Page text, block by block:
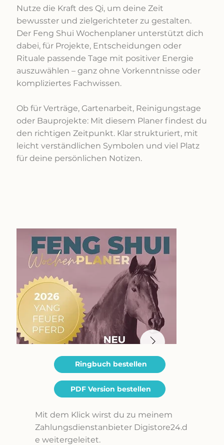
Nutze die Kraft des Qi, um deine Zeit
bewusster und zielgerichteter zu gestalten.
Der Feng Shui Wochenplaner unterstützt dich
dabei, für Projekte, Entscheidungen oder
Rituale passende Tage mit positiver Energie
auszuwählen – ganz ohne Vorkenntnisse oder
kompliziertes Fachwissen.
Ob für Verträge, Gartenarbeit, Reinigungstage
oder Bauprojekte: Mit diesem Planer findest du
den richtigen Zeitpunkt. Klar strukturiert, mit
leicht verständlichen Symbolen und viel Platz
für deine persönlichen Notizen.
Ringbuch bestellen
PDF Version bestellen
Mit dem Klick wirst du zu meinem
Zahlungsdienstanbieter Digistore24.d
e weitergeleitet.